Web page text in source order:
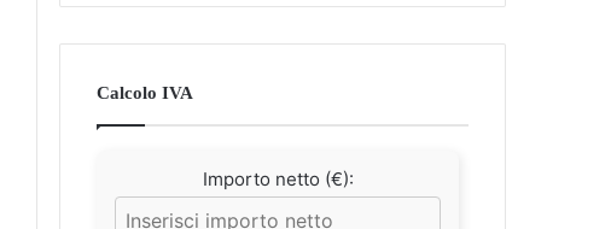
Calcolo IVA
Importo netto (€):